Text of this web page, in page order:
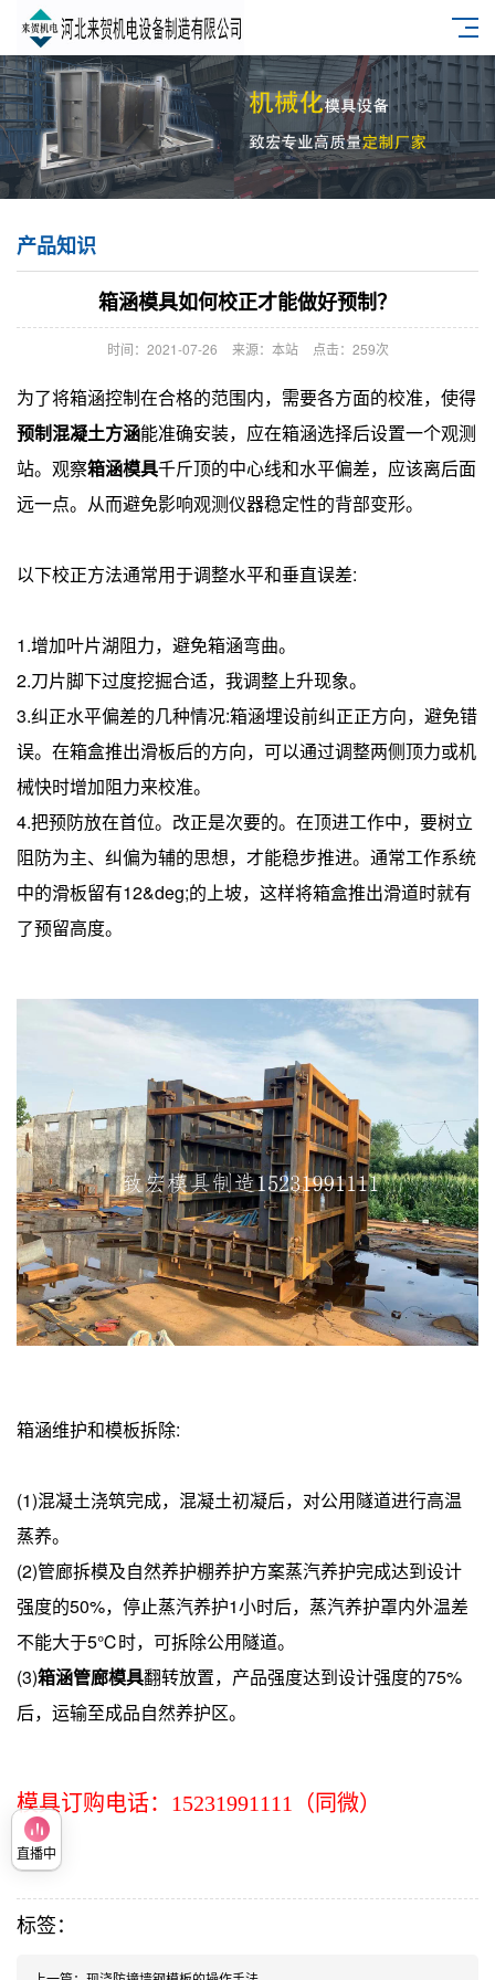
产品知识
箱涵模具如何校正才能做好预制？
时间：2021-07-26 来源：本站 点击：259次
为了将箱涵控制在合格的范围内，需要各方面的校准，使得
预制混凝土方涵能准确安装，应在箱涵选择后设置一个观测
站。观察箱涵模具千斤顶的中心线和水平偏差，应该离后面
远一点。从而避免影响观测仪器稳定性的背部变形。
以下校正方法通常用于调整水平和垂直误差:
1.增加叶片湖阻力，避免箱涵弯曲。
2.刀片脚下过度挖掘合适，我调整上升现象。
3.纠正水平偏差的几种情况:箱涵埋设前纠正正方向，避免错
误。在箱盒推出滑板后的方向，可以通过调整两侧顶力或机
械快时增加阻力来校准。
4.把预防放在首位。改正是次要的。在顶进工作中，要树立
阻防为主、纠偏为辅的思想，才能稳步推进。通常工作系统
中的滑板留有12&deg;的上坡，这样将箱盒推出滑道时就有
了预留高度。
箱涵维护和模板拆除:
(1)混凝土浇筑完成，混凝土初凝后，对公用隧道进行高温
蒸养。
(2)管廊拆模及自然养护棚养护方案蒸汽养护完成达到设计
强度的50%，停止蒸汽养护1小时后，蒸汽养护罩内外温差
不能大于5℃时，可拆除公用隧道。
(3)箱涵管廊模具翻转放置，产品强度达到设计强度的75%
后，运输至成品自然养护区。
模具订购电话：15231991111（同微）
标签：
直播中